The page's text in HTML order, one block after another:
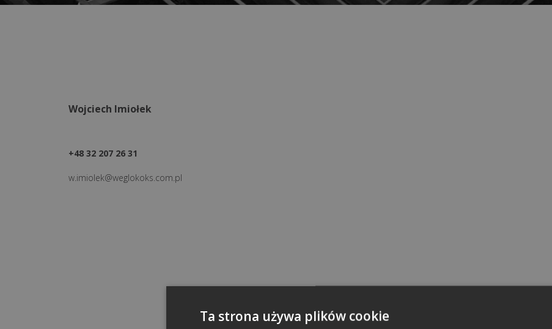
Wojciech Imiołek
+48 32 207 26 31
w.imiolek@weglokoks.com.pl
Ta strona używa plików cookie